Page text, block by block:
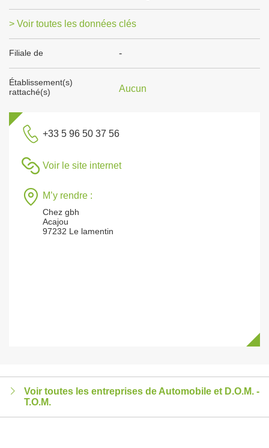
> Voir toutes les données clés
Filiale de -
Établissement(s)
rattaché(s)
Aucun
+33 5 96 50 37 56
Voir le site internet
M’y rendre :
Chez gbh
Acajou
97232 Le lamentin
Voir toutes les entreprises de Automobile et D.O.M. -
T.O.M.